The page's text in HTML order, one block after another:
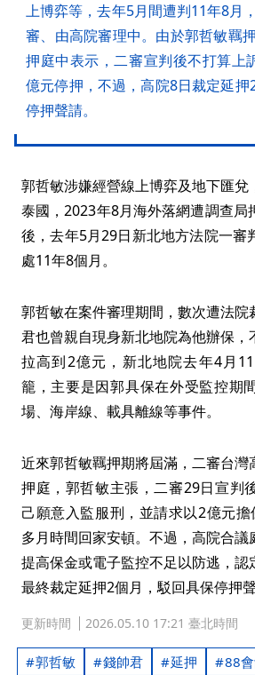
上博弈等，去年5月間遭判11年8月
審、由高院審理中。由於郭哲敏羈
押庭中表示，二審宣判後不打算上
億元停押，不過，高院8日裁定延
停押聲請。
郭哲敏涉嫌經營線上博弈及地下匯兌
泰國，2023年8月海外落網遭調查局
後，去年5月29日新北地方法院一審
處11年8個月。
郭哲敏在案件審理期間，數次遭法院
君也曾親自現身新北地院為他辦保，
拉高到2億元，新北地院去年4月
籠，主要是因郭具保在外受監控期
場、海岸線、載具離線等事件。
近來郭哲敏羈押期將屆滿，二審台灣
押庭，郭哲敏主張，二審29日宣判
己願意入監服刑，並請求以2億元
多月時間回家安頓。不過，高院合
提高保金或電子監控不足以防逃，認
最終裁定延押2個月，駁回具保停押
更新時間 2026.05.10 17:21 臺北時間
郭哲敏 錢帥君 延押 88